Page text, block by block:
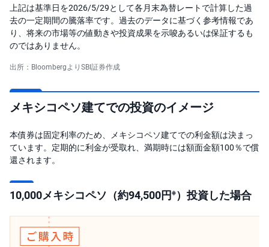
上記は基準日を2026/5/29として各月末為替レートで計算した過
去の一定期間の騰落率です。過去のデータに基づく参考情報であ
り、将来の市場等の値動きや投資成果を示唆あるいは保証するも
のではありません。
出所：BloombergよりSBI証券作成
メキシコペソ建てでの投資のイメージ
本債券は固定利率のため、メキシコペソ建てでの利金額は決まっ
ています。定期的に利金が受取れ、満期時には額面金額100％で償
還されます。
10,000メキシコペソ（約94,500円※）投資した場合